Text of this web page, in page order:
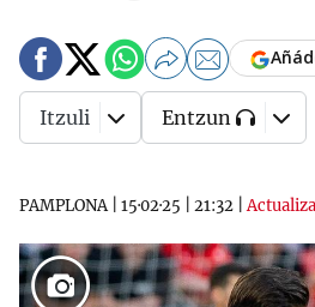
PAMPLONA| 15·02·25 21:32 |
Itzuli Entzun